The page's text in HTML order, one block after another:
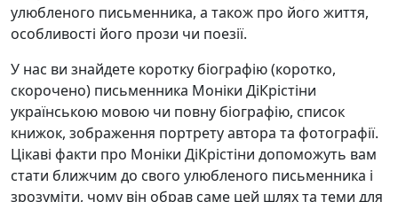
улюбленого письменника, а також про його життя,
особливості його прози чи поезії.
У нас ви знайдете коротку біографію (коротко,
скорочено) письменника Моніки ДіКрістіни
українською мовою чи повну біографію, список
книжок, зображення портрету автора та фотографії.
Цікаві факти про Моніки ДіКрістіни допоможуть вам
стати ближчим до свого улюбленого письменника і
зрозуміти, чому він обрав саме цей шлях та теми для